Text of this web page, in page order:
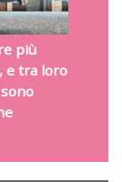
più
e tra loro